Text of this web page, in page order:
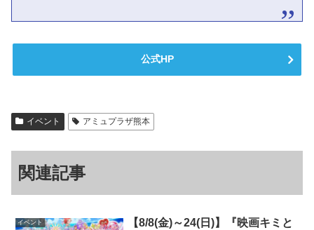
公式HP
イベント アミュプラザ熊本
関連記事
イベント
【8/8(金)～24(日)】『映画キミと